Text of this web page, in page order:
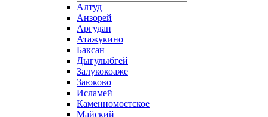
Алтуд
Анзорей
Аргудан
Атажукино
Баксан
Дыгулыбгей
Залукокоаже
Заюково
Исламей
Каменномостское
Майский